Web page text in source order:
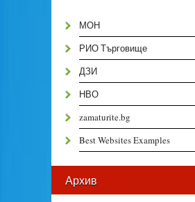
МОН
РИО Търговище
ДЗИ
НВО
zamaturite.bg
Best Websites Examples
Архив